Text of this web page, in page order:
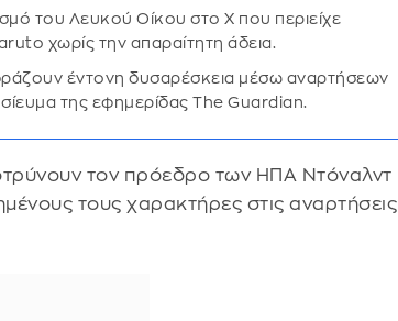
του Λευκού Οίκου στο X που περιείχε
χωρίς την απαραίτητη άδεια.
έντονη δυσαρέσκεια μέσω αναρτήσεων
της εφημερίδας The Guardian.
τον πρόεδρο των ΗΠΑ Ντόναλντ
τους χαρακτήρες στις αναρτήσεις